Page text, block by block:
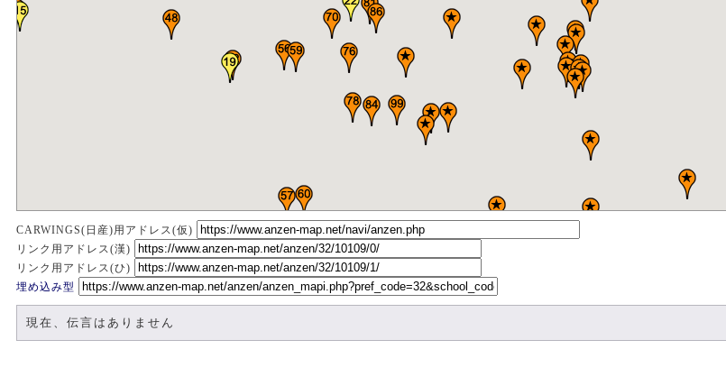
CARWINGS(日産)用アドレス(仮)
リンク用アドレス(漢)
リンク用アドレス(ひ)
埋め込み型
現在、伝言はありません